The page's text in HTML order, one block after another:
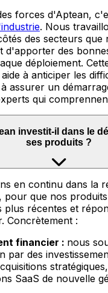
forces d'Aptean,
. Nous
des secteurs que
d'apporter des
déploiement.
à anticiper les
assurer un
qui
investit-il dans le
ses produits ?
en continu dans la
pour que nos
plus récentes et
Concrètement :
financier : nous
par des
SaaS de nouvelle